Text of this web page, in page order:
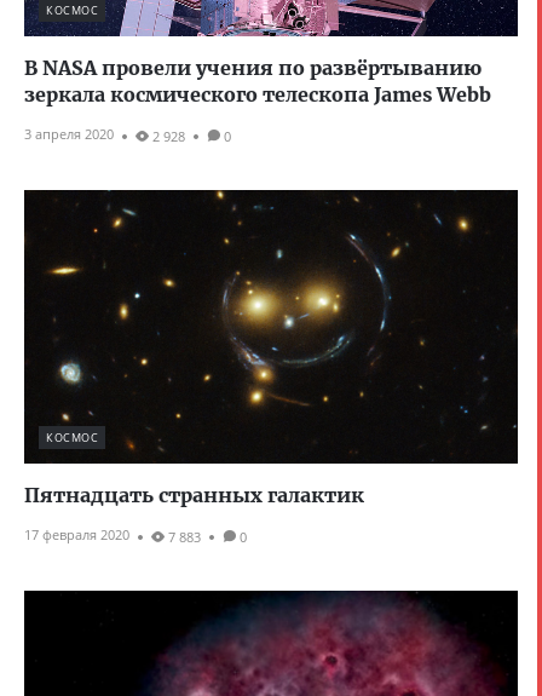
КОСМОС
В NASA провели учения по развёртыванию
зеркала космического телескопа James Webb
3 апреля 2020 2 928 0
КОСМОС
Пятнадцать странных галактик
17 февраля 2020 7 883 0